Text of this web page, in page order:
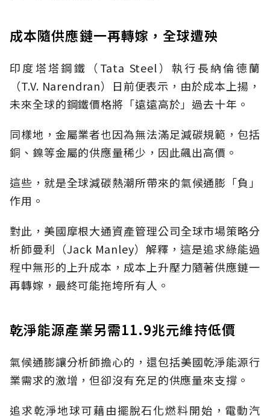
成本隨供應鏈一再轉嫁，全球遭殃
印度塔塔鋼鐵（Tata Steel）執行長納倫德蘭
（T.V. Narendran）日前便表示，由於成本上揚，
未來全球的鋼鐵價格將「遠遠高於」過去十年。
同樣地，金屬業者也因為無法滿足減碳規範，包括
銅、鎳等金屬的供應量稀少，因此飆出高價。
這些，就是全球減碳熱潮所帶來的氣候通膨「負」
作用。
對此，美國摩根大通資產管理公司全球市場策略分
析師曼利（Jack Manley）解釋，這是追求綠能過
程中無形的上升成本，成本上升壓力隨著供應鏈一
再轉嫁，最終可能拖垮所有人。
乾淨能源產業另需11.9兆元維持低價
氣候通膨讓分析師擔心的，還包括美國乾淨能源行
業需求的激增，但卻沒有充足的供應量來支撐。
追求乾淨地球可藉由擺脫石化燃料開始，電動汽